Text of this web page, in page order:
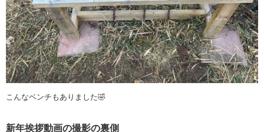
こんなベンチもありました🤣
新年挨拶動画の撮影の裏側